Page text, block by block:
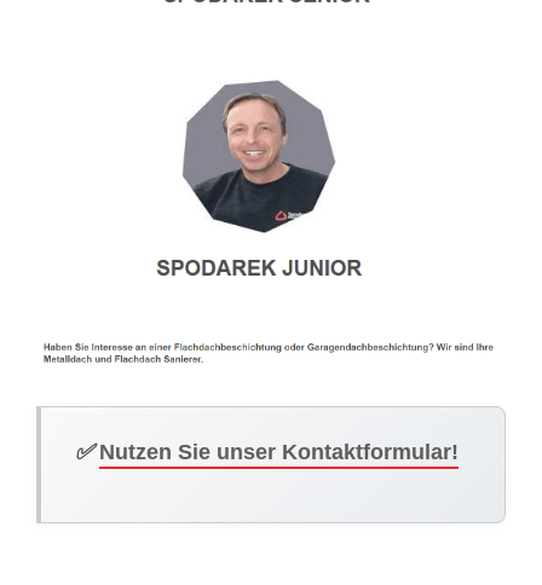
✅Nutzen Sie unser Kontaktformular!